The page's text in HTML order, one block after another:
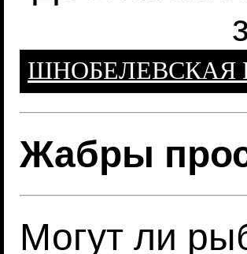
ШНОБЕЛЕВСКАЯ
Жабры
Могут ли